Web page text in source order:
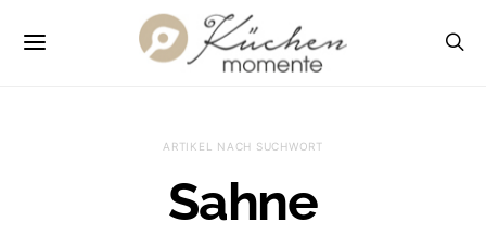
ARTIKEL NACH SUCHWORT
Sahne